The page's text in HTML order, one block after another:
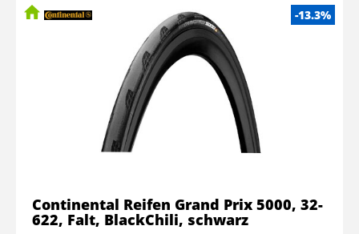
-13.3%
Continental Reifen Grand Prix 5000, 32-
622, Falt, BlackChili, schwarz